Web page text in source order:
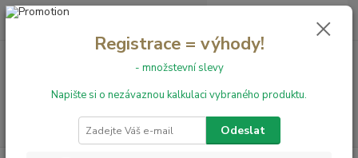
+420 731 199 591 0,00 Kč
Registrace = výhody!
- množstevní slevy
Napište si o nezávaznou kalkulaci vybraného produktu.
Odeslat